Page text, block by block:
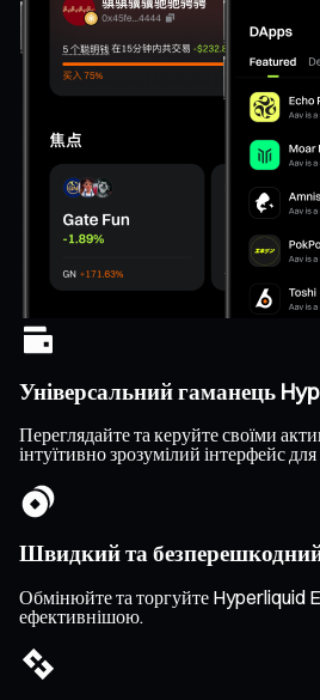
Універсальний гаманець
Переглядайте та керуйте своїми
інтуїтивно зрозумілий інтерфейс
Швидкий та безперешкодний
Обмінюйте та торгуйте Hyperliquid
ефективнішою.